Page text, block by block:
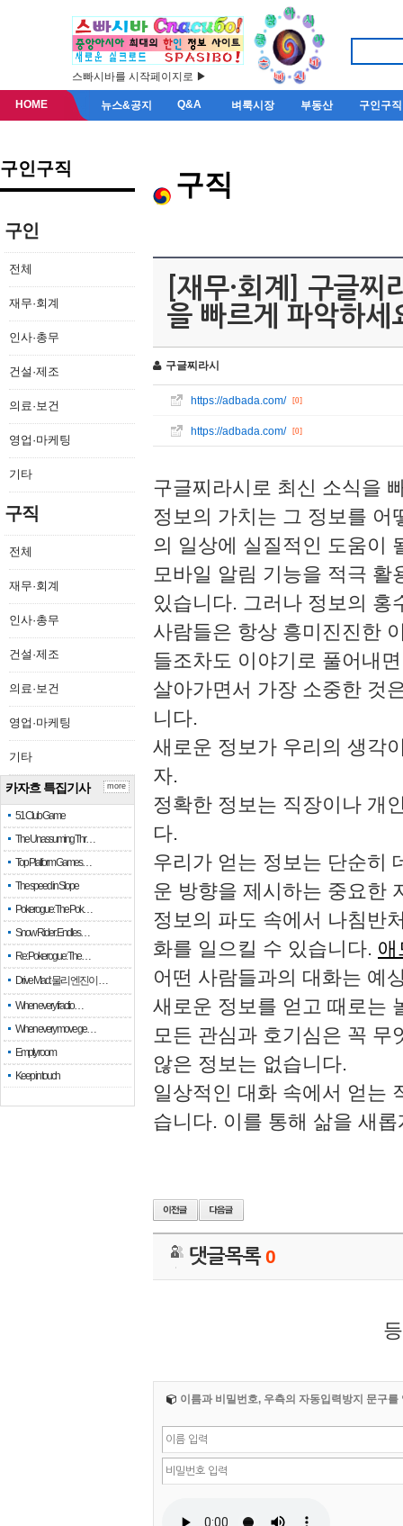
스빠시바를 시작페이지로 ▶
HOME 뉴스&공지 Q&A 벼룩시장 부동산 구인구직
구인구직
구인
전체
재무·회계
인사·총무
건설·제조
의료·보건
영업·마케팅
기타
구직
전체
재무·회계
인사·총무
건설·제조
의료·보건
영업·마케팅
기타
카자흐 특집기사
51 Club Game
The Unassuming Thr…
Top Platform Games…
The speed in Slope
Pokerogue: The Pok…
Snow Rider: Endles…
Re: Pokerogue: The…
Drive Mad: 물리 엔진이 …
When every fractio…
When every move ge…
Empty room
Keep in touch
more
구직
[재무·회계] 구글
을 빠르게 파악하세
구글찌라시
https://adbada.com/ [0]
https://adbada.com/ [0]
구글찌라시로 최신 소식을
정보의 가치는 그 정보를 어
의 일상에 실질적인 도움이
모바일 알림 기능을 적극 활
있습니다. 그러나 정보의 홍
사람들은 항상 흥미진진한
들조차도 이야기로 풀어내
살아가면서 가장 소중한 것
니다.
새로운 정보가 우리의 생각
자.
정확한 정보는 직장이나 개
다.
우리가 얻는 정보는 단순히
운 방향을 제시하는 중요한
정보의 파도 속에서 나침반
화를 일으킬 수 있습니다. 애
어떤 사람들과의 대화는 예
새로운 정보를 얻고 때로는
모든 관심과 호기심은 꼭 무
않은 정보는 없습니다.
일상적인 대화 속에서 얻는
습니다. 이를 통해 삶을 새
댓글목록0
이름과 비밀번호, 우측의 자동입력방지 문구를